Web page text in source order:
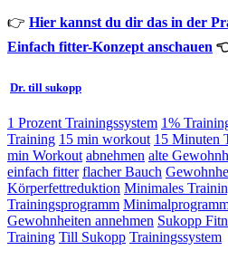
👉 Hier kannst du dir das in der
Einfach fitter-Konzept anschauen
Dr. till sukopp
1 Prozent Trainingssystem 1%
Training 15 min workout 15 Minuten
min Workout abnehmen alte
einfach fitter flacher Bauch
Körperfettreduktion Minimales
Trainingsprogramm
Gewohnheiten annehmen Sukopp
Training Till Sukopp Trainingssystem